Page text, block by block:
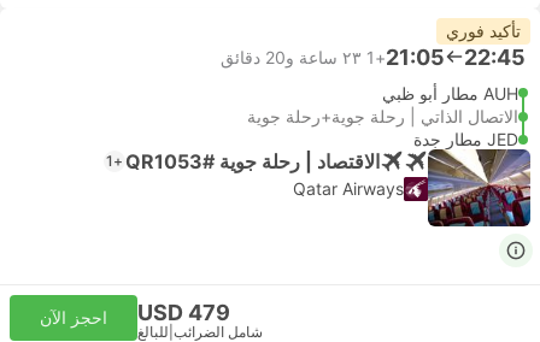
تأكيد فوري
22:45
21:05
+1
٢٣ ساعة و‫20 دقائق
AUH مطار أبو ظبي
الاتصال الذاتي | رحلة جوية+رحلة جوية
JED مطار جدة
الاقتصاد | رحلة جوية #QR1053 +1
Qatar Airways
USD 479
شامل الضرائب للبالغ
احجز الآن